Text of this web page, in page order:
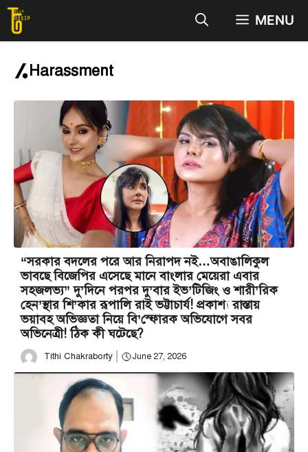
Skip
content
MENU
Harassment
“সরকার বদলের পরে আর নিরাপদ নই…অবাঙালিকুল
ভাবছে বিজেপির এসেছে মানে বাংলার মেয়েরা এবার
সহজলভ্য” দু’দিনে পরপর দু’বার ইভ’টিজিং ও শারী’রিক
হেন’স্থার শি’কার রূপালি রাই ভট্টাচার্য! প্রকাশ্য রাস্তায়
ভয়াবহ অভিজ্ঞতা নিয়ে বি’স্ফোরক অভিযোগে সবর
অভিনেত্রী! ঠিক কী ঘটেছে?
Tithi Chakraborty June 27, 2026